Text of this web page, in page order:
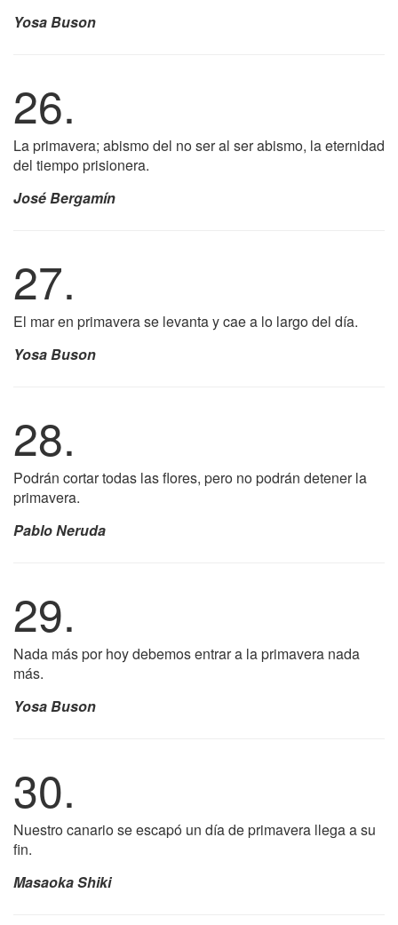
Yosa Buson
26.
La primavera; abismo del no ser al ser abismo, la eternidad
del tiempo prisionera.
José Bergamín
27.
El mar en primavera se levanta y cae a lo largo del día.
Yosa Buson
28.
Podrán cortar todas las flores, pero no podrán detener la
primavera.
Pablo Neruda
29.
Nada más por hoy debemos entrar a la primavera nada
más.
Yosa Buson
30.
Nuestro canario se escapó un día de primavera llega a su
fin.
Masaoka Shiki